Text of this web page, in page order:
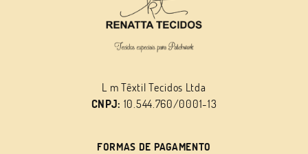
L m Têxtil Tecidos Ltda
CNPJ: 10.544.760/0001-13
FORMAS DE PAGAMENTO